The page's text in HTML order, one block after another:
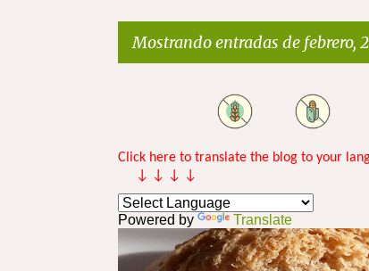
Mostrando entradas de febrero,
t
a
d
a
Click here to translate the blog to your
↓ ↓ ↓ ↓
Powered by Translate